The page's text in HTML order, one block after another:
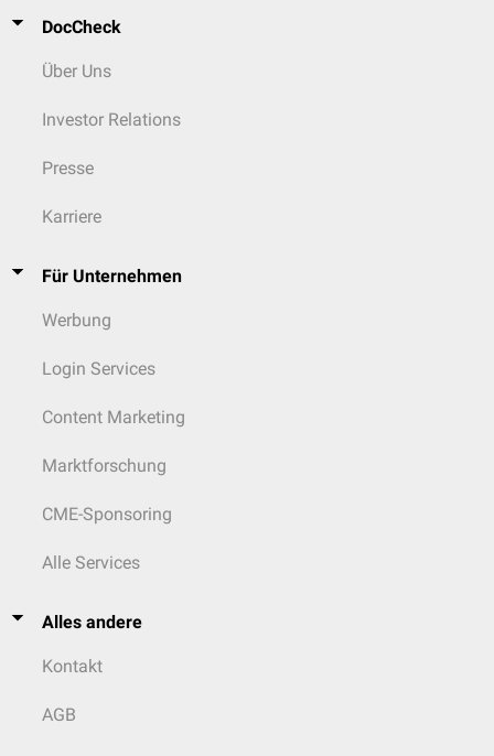
DocCheck
Über Uns
Investor Relations
Presse
Karriere
Für Unternehmen
Werbung
Login Services
Content Marketing
Marktforschung
CME-Sponsoring
Alle Services
Alles andere
Kontakt
AGB